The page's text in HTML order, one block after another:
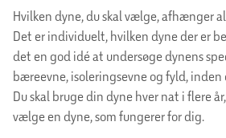
Hvilken dyne, du skal vælge, afhænger
Det er individuelt, hvilken dyne der er
det en god idé at undersøge dynens
bæreevne, isoleringsevne og fyld, inden
Du skal bruge din dyne hver nat i flere
vælge en dyne, som fungerer for dig.